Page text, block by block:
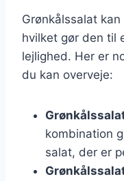
Grønkålssalat
hvilket gør den til
lejlighed. Her er
du kan overveje:
kombination
salat, der er